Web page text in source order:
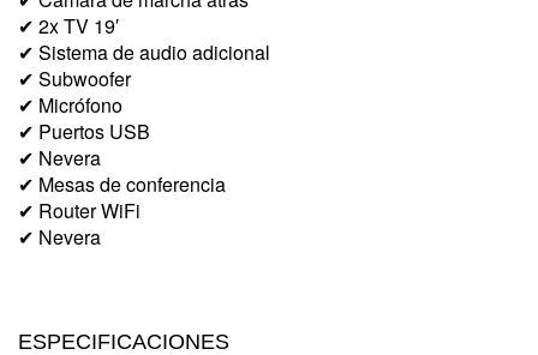
✔ 2x TV 19′
✔ Sistema de audio adicional
✔ Subwoofer
✔ Micrófono
✔ Puertos USB
✔ Nevera
✔ Mesas de conferencia
✔ Router WiFi
✔ Nevera
ESPECIFICACIONES